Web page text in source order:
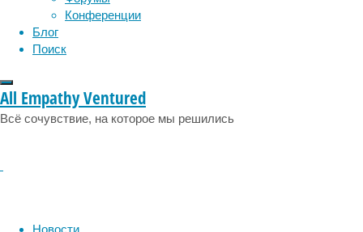
Конференции
Блог
Поиск
All Empathy Ventured
Всё сочувствие, на которое мы решились
Новости
в
больной
замещают
погибшую
ткань.
общих